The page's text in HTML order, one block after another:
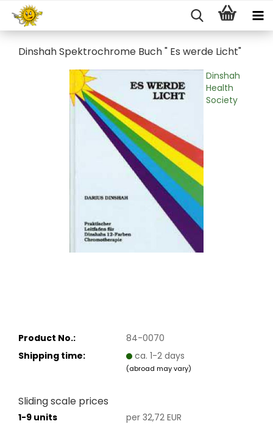
Dinshah Spektrochrome Buch " Es werde Licht"
Dinshah
Health
Society
Product No.:
84-0070
Shipping time:
ca. 1-2 days
(abroad may vary)
Sliding scale prices
1-9 units
per 32,72 EUR